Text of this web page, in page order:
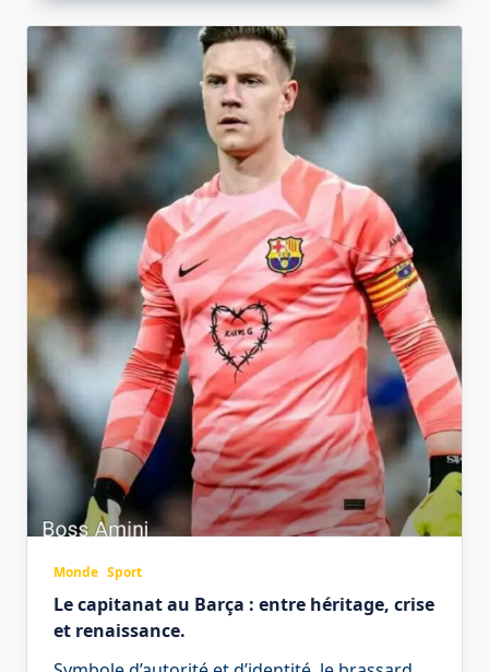
Monde Sport
Le capitanat au Barça : entre héritage, crise
et renaissance.